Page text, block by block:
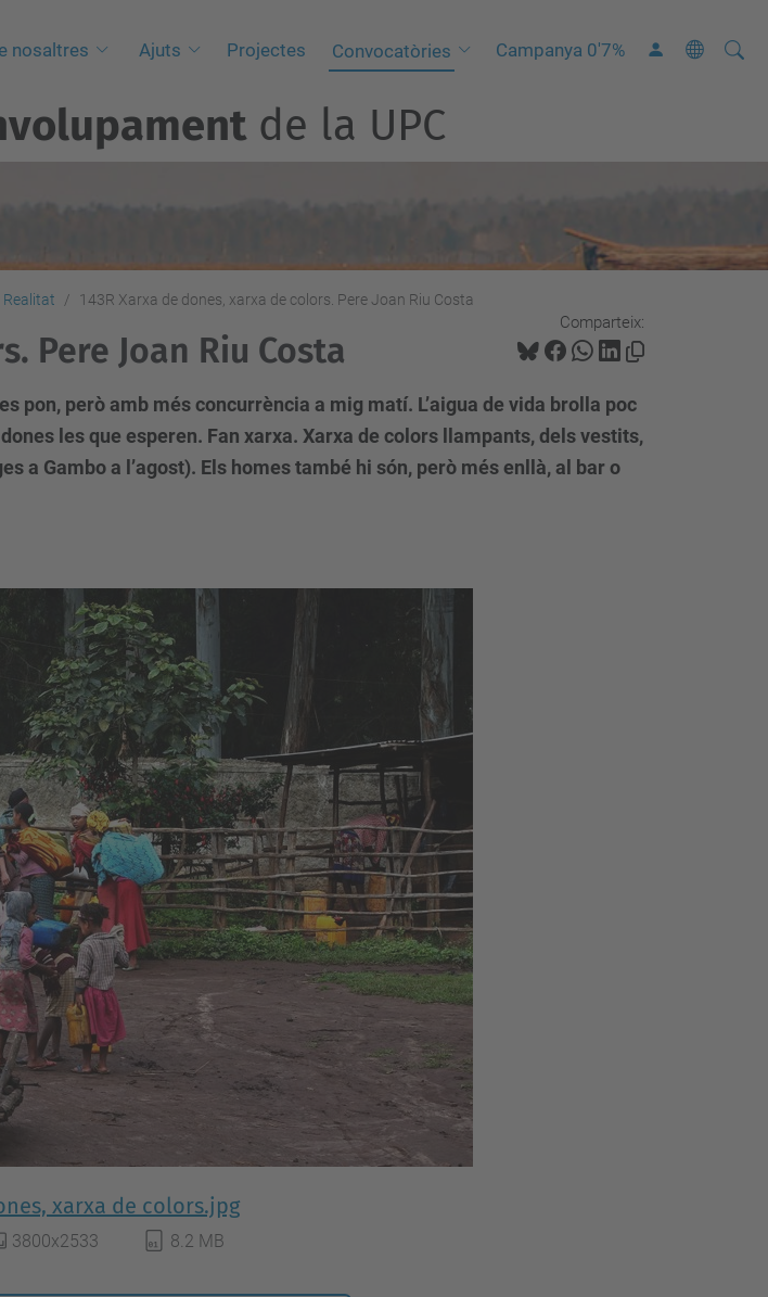
nosaltres Ajuts Projectes Convocatòries Campanya 0'7% Cerca
C
a
de la UPC
Realitat 143R Xarxa de dones, xarxa de colors. Pere Joan Riu Costa
Comparteix:
Pere Joan Riu Costa
pon, però amb més concurrència a mig matí. L’aigua de vida brolla poc
les que esperen. Fan xarxa. Xarxa de colors llampants, dels vestits,
a Gambo a l’agost). Els homes també hi són, però més enllà, al bar o
xarxa de colors.jpg
3800x2533 8.2 MB